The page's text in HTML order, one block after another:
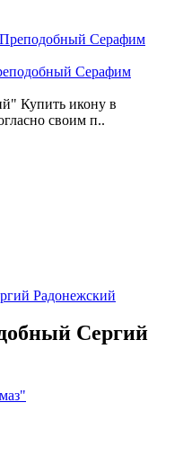
Серафим
Купить икону в
своим п..
Сергий